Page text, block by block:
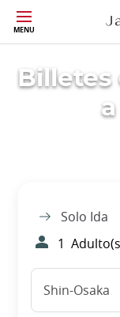
Tamaño
MENU
Billetes
Solo Ida
1
Shin-Osaka